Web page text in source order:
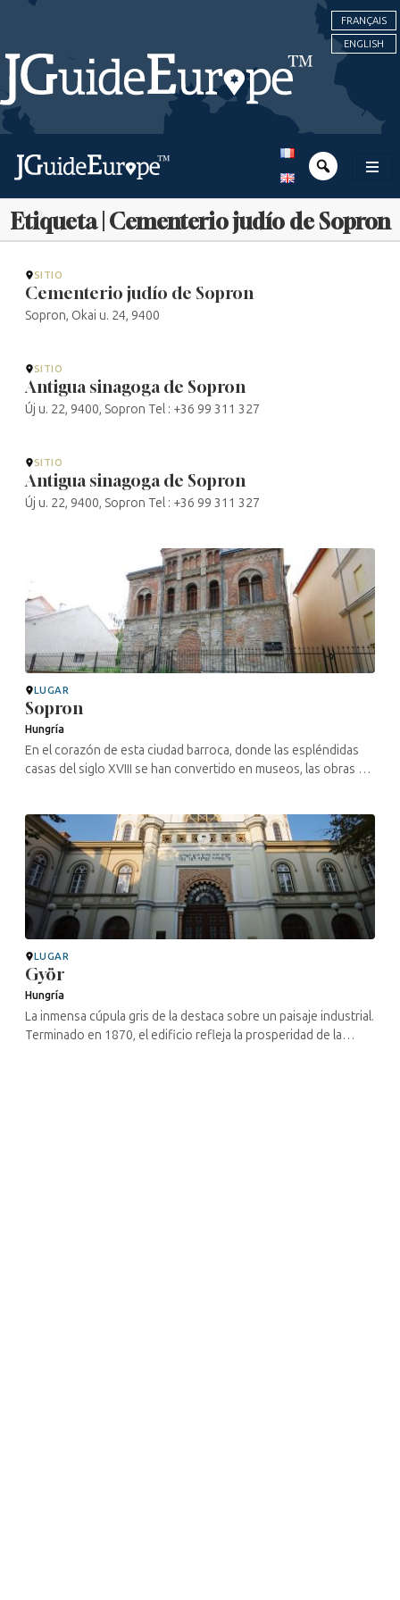
FRANÇAIS
ENGLISH
Etiqueta | Cementerio judío de Sopron
SITIO
Cementerio judío de Sopron
Sopron, Okai u. 24, 9400
SITIO
Antigua sinagoga de Sopron
Új u. 22, 9400, Sopron Tel : +36 99 311 327
SITIO
Antigua sinagoga de Sopron
Új u. 22, 9400, Sopron Tel : +36 99 311 327
LUGAR
Sopron
Hungría
En el corazón de esta ciudad barroca, donde las espléndidas
casas del siglo XVIII se han convertido en museos, las obras de
LUGAR
Györ
Hungría
La inmensa cúpula gris de la destaca sobre un paisaje industrial.
Terminado en 1870, el edificio refleja la prosperidad de la